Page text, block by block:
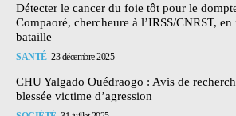
Détecter le cancer du foie tôt pour le
Compaoré, chercheure à l’IRSS/CNRST,
bataille
SANTÉ 23 décembre 2025
CHU Yalgado Ouédraogo : Avis de
blessée victime d’agression